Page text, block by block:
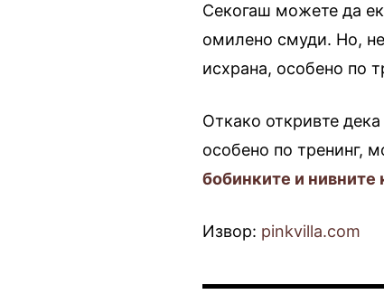
Секогаш можете да
омилено смуди. Но, не
исхрана, особено по
Откако откривте
особено по тренинг,
бобинките и нивните
Извор: pinkvilla.com